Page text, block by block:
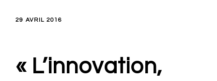
29 AVRIL 2016
« L’innovation,